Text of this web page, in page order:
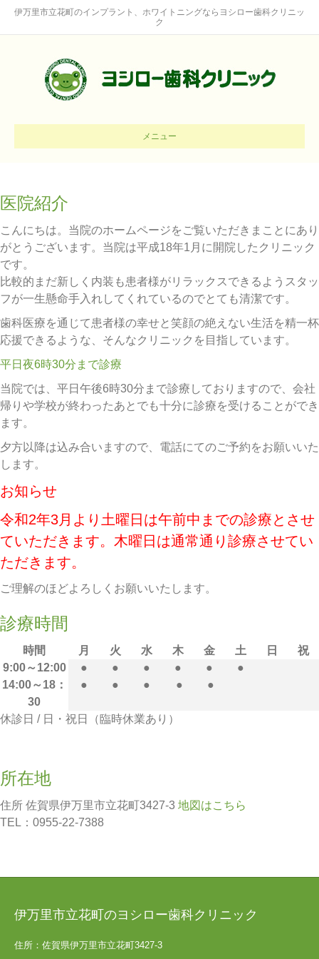
伊万里市立花町のインプラント、ホワイトニングならヨシロー歯科クリニッ
ク
メニュー
医院紹介
こんにちは。当院のホームページをご覧いただきまことにあり
がとうございます。当院は平成18年1月に開院したクリニック
です。
比較的まだ新しく内装も患者様がリラックスできるようスタッ
フが一生懸命手入れしてくれているのでとても清潔です。
歯科医療を通じて患者様の幸せと笑顔の絶えない生活を精一杯
応援できるような、そんなクリニックを目指しています。
平日夜6時30分まで診療
当院では、平日午後6時30分まで診療しておりますので、会社
帰りや学校が終わったあとでも十分に診療を受けることができ
ます。
夕方以降は込み合いますので、電話にてのご予約をお願いいた
します。
お知らせ
令和2年3月より土曜日は午前中までの診療とさせ
ていただきます。木曜日は通常通り診療させてい
ただきます。
ご理解のほどよろしくお願いいたします。
診療時間
時間 月 火 水 木 金 土 日
祝
9:00～12:00
● ● ● ● ●
●
14:00～18：
30
● ● ● ● ●
休診日 / 日・祝日（臨時休業あり）
所在地
住所 佐賀県伊万里市立花町3427-3 地図はこちら
TEL：0955-22-7388
伊万里市立花町のヨシロー歯科クリニック
住所：佐賀県伊万里市立花町3427-3